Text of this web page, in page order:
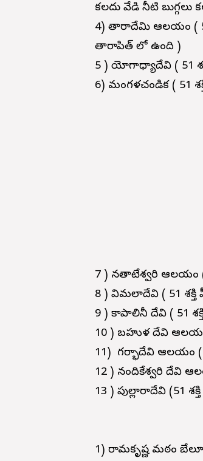
కలదు వేడి నీటి బుగ్గలు
4) తారాదేమి ఆలయం (
తారాపిత్ లో ఉంది )
5 ) యోగాధ్యాదేవి ( 51
6) మంగళచండిక ( 51
7 ) నతాటేశ్వరి ఆలయం
8 ) విమలాదేవి ( 51
9 ) కాపాలినీ దేవి ( 51
10 ) బహుళ దేవి
11) గర్భాదేవి ఆలయం (
12 ) నందికేశ్వరి దేవి
13 ) పుల్లారాదేవి (51
1) రామకృష్ణ మఠం